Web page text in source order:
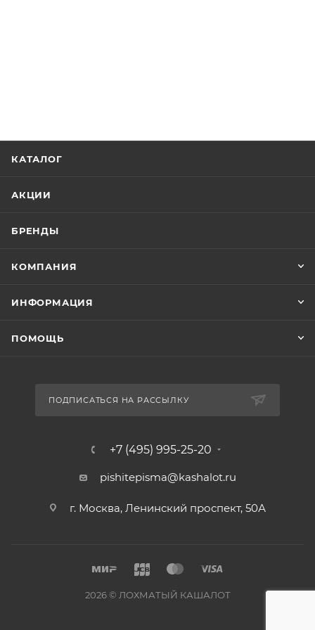
КАТАЛОГ
АКЦИИ
БРЕНДЫ
КОМПАНИЯ
ИНФОРМАЦИЯ
ПОМОЩЬ
ПОДПИСАТЬСЯ НА РАССЫЛКУ
+7 (495) 995-25-20​
pishitepisma@kashalot.ru
г. Москва, Ленинский проспект, 50А​
2026 © ЛОХМАТЫЙ КАШАЛОТ